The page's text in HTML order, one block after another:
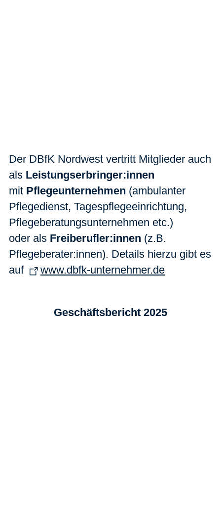
Der DBfK Nordwest vertritt Mitglieder auch
als Leistungserbringer:innen
mit Pflegeunternehmen (ambulanter
Pflegedienst, Tagespflegeeinrichtung,
Pflegeberatungsunternehmen etc.)
oder als Freiberufler:innen (z.B.
Pflegeberater:innen). Details hierzu gibt es
auf
www.dbfk-unternehmer.de
Geschäftsbericht 2025